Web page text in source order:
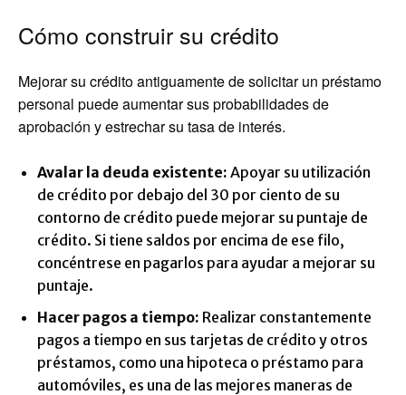
Cómo construir su crédito
Mejorar su crédito antiguamente de solicitar un préstamo
personal puede aumentar sus probabilidades de
aprobación y estrechar su tasa de interés.
Avalar la deuda existente: Apoyar su utilización
de crédito por debajo del 30 por ciento de su
contorno de crédito puede mejorar su puntaje de
crédito. Si tiene saldos por encima de ese filo,
concéntrese en pagarlos para ayudar a mejorar su
puntaje.
Hacer pagos a tiempo: Realizar constantemente
pagos a tiempo en sus tarjetas de crédito y otros
préstamos, como una hipoteca o préstamo para
automóviles, es una de las mejores maneras de